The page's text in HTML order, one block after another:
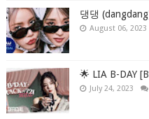
댕댕
August 06, 2023
🌟 LIA B-DAY
July 24, 2023